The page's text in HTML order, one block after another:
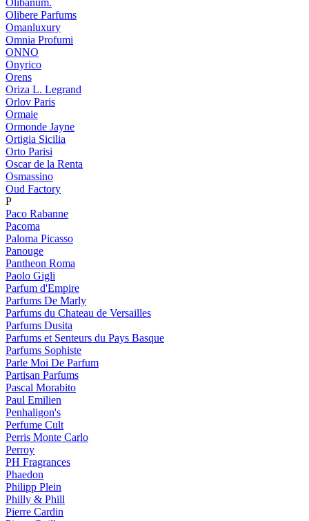
Olibanum.
Olibere Parfums
Omanluxury
Omnia Profumi
ONNO
Onyrico
Orens
Oriza L. Legrand
Orlov Paris
Ormaie
Ormonde Jayne
Ortigia Sicilia
Orto Parisi
Oscar de la Renta
Osmassino
Oud Factory
P
Paco Rabanne
Pacoma
Paloma Picasso
Panouge
Pantheon Roma
Paolo Gigli
Parfum d'Empire
Parfums De Marly
Parfums du Chateau de Versailles
Parfums Dusita
Parfums et Senteurs du Pays Basque
Parfums Sophiste
Parle Moi De Parfum
Partisan Parfums
Pascal Morabito
Paul Emilien
Penhaligon's
Perfume Cult
Perris Monte Carlo
Perroy
PH Fragrances
Phaedon
Philipp Plein
Philly & Phill
Pierre Cardin